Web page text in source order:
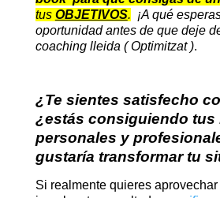
tus OBJETIVOS. ¡A qué
oportunidad antes de que deje
coaching lleida ( Optimitzat ).
¿Te sientes satisfecho
¿estás consiguiendo tus
personales y
gustaría transformar tu
Si realmente quieres